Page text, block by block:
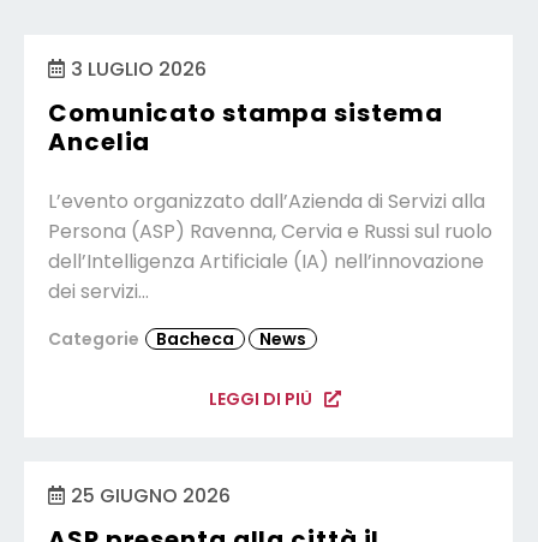
3 LUGLIO 2026
Comunicato stampa sistema
Ancelia
L’evento organizzato dall’Azienda di Servizi alla
Persona (ASP) Ravenna, Cervia e Russi sul ruolo
dell’Intelligenza Artificiale (IA) nell’innovazione
dei servizi…
Categorie Bacheca News
LEGGI DI PIÙ
25 GIUGNO 2026